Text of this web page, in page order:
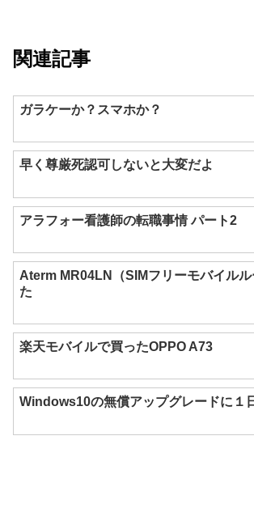
関連記事
ガラケーか？スマホか？
早く尊厳死認可しないと大変だよ
アラフォー看護師の転職事情 パート2
Aterm MR04LN（SIMフリーモバイル
た
楽天モバイルで買ったOPPO A73
Windows10の無償アップグレードに１